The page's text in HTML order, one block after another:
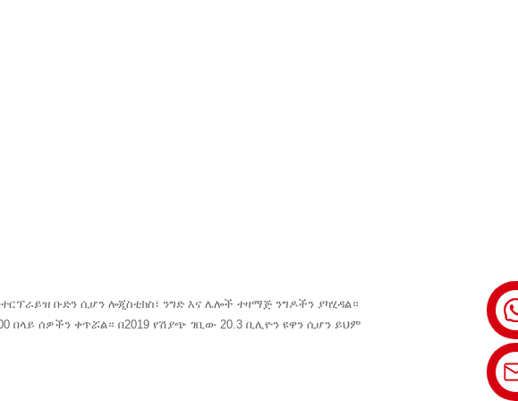
ቡድን ሲሆን ሎጂስቲክስ፣ ንግድ እና ሌሎች ተዛማጅ ንግዶችን ያካሂዳል።
በላይ ሰዎችን ቀጥሯል። በ2019 የሽያጭ ገቢው 20.3 ቢሊዮን ዩዋን ሲሆን ይህም